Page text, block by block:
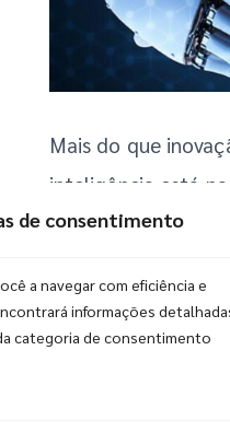
de consentimento
a navegar com eficiência e
informações
categoria de consentimento
Mais do que
inteligência está
pessoas, ambientes
e confiável,
proteção e gestão,
no centro e o